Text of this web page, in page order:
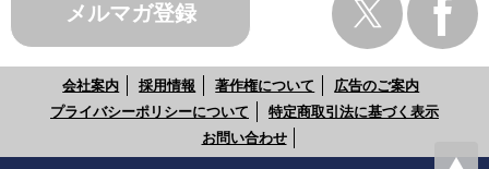
メルマガ登録
会社案内 採用情報 著作権について
広告のご案内
プライバシーポリシーについて
特定商取引法に基づく表示
お問い合わせ